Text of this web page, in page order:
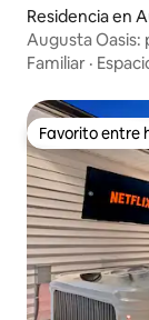
Residencia en
Augusta Oasis:
Familiar ·
Favorito entre
Favorito entre